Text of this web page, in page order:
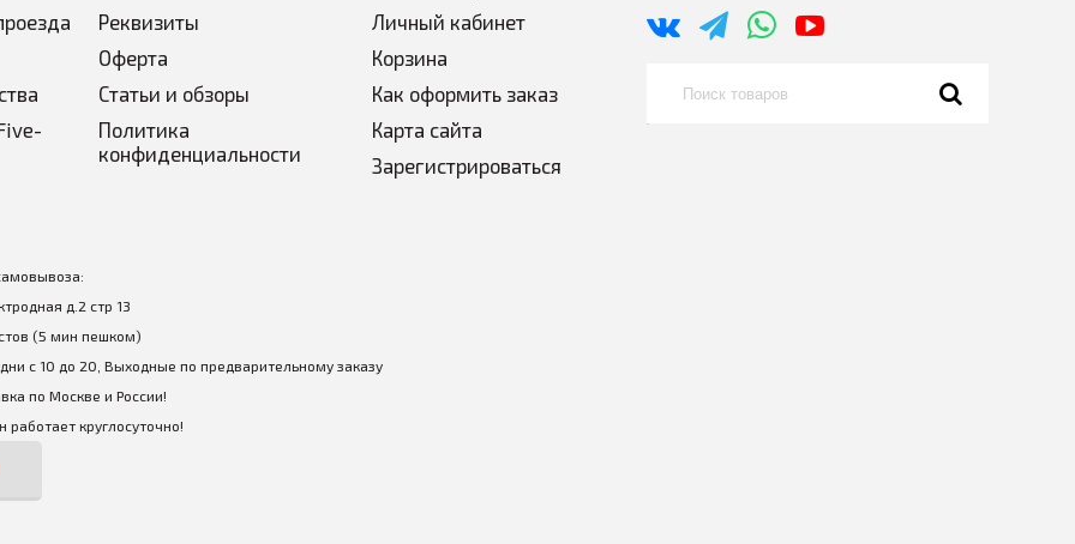
Реквизиты
Оферта
Статьи и обзоры
Политика
конфиденциальности
Личный кабинет
Корзина
Как оформить заказ
Карта сайта
Зарегистрироваться
д.2 стр 13
(5 мин пешком)
с 10 до 20, Выходные по предварительному заказу
по Москве и России!
работает круглосуточно!